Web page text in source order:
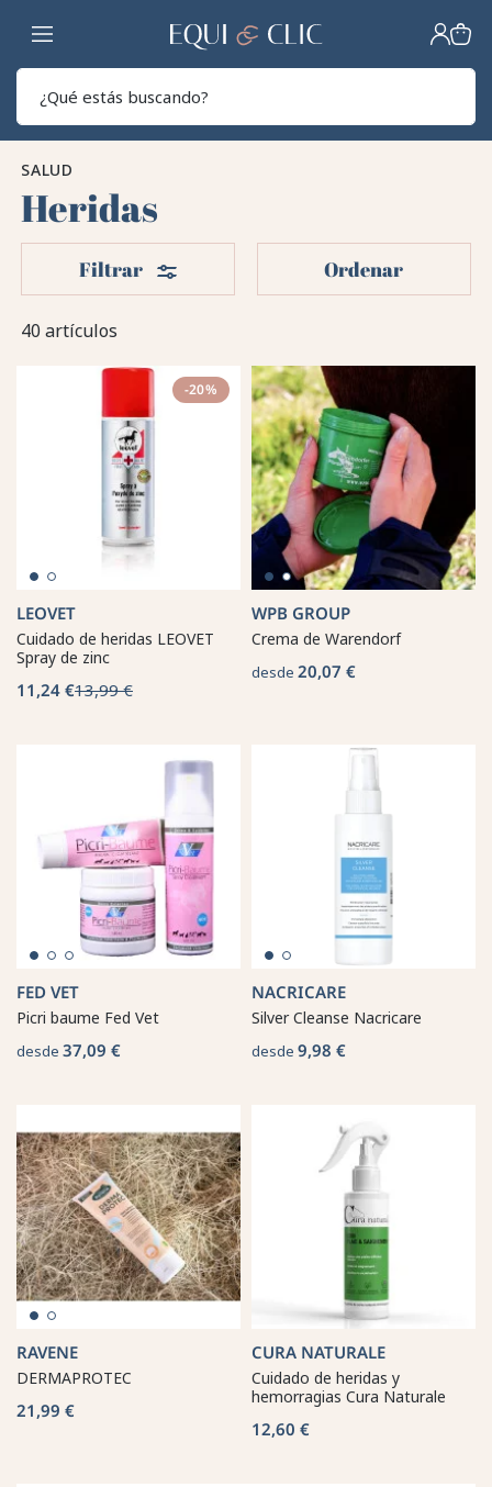
Hogar
SALUD
Heridas
40 artículos
Filtrar Filtros Ordenar
-20%
LEOVET
Cuidado de heridas LEOVET
Spray de zinc
11,24 €13,99 €
WPB GROUP
Crema de Warendorf
desde 20,07 €
FED VET
Picri baume Fed Vet
desde 37,09 €
NACRICARE
Silver Cleanse Nacricare
desde 9,98 €
RAVENE
DERMAPROTEC
21,99 €
CURA NATURALE
Cuidado de heridas y
hemorragias Cura Naturale
12,60 €